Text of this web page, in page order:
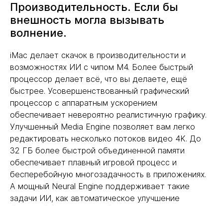
Производительность. Если бы
внешность могла вызывать
волнение.
iMac делает скачок в производительности и
возможностях ИИ с чипом M4. Более быстрый
процессор делает всё, что вы делаете, ещё
быстрее. Усовершенствованный графический
процессор с аппаратным ускорением
обеспечивает невероятно реалистичную графику.
Улучшенный Media Engine позволяет вам легко
редактировать несколько потоков видео 4K. До
32 ГБ более быстрой объединенной памяти
обеспечивает плавный игровой процесс и
бесперебойную многозадачность в приложениях.
А мощный Neural Engine поддерживает такие
задачи ИИ, как автоматическое улучшение